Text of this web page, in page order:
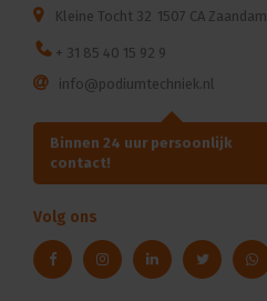
Kleine Tocht 32 1507 CA Zaandam
+ 31 85 40 15 92 9
info@podiumtechniek.nl
Binnen 24 uur persoonlijk
contact!
Volg ons